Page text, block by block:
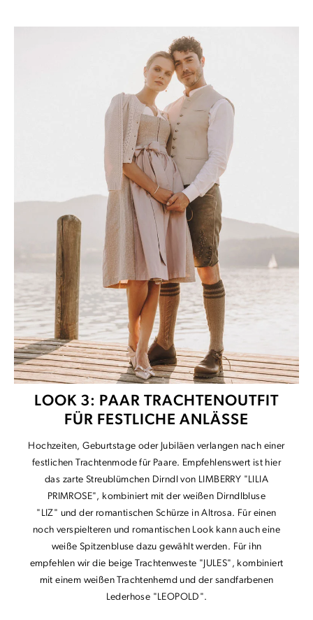
LOOK 3: PAAR TRACHTENOUTFIT
FÜR FESTLICHE ANLÄSSE
Hochzeiten, Geburtstage oder Jubiläen verlangen nach einer
festlichen Trachtenmode für Paare. Empfehlenswert ist hier
das zarte Streublümchen Dirndl von LIMBERRY "LILIA
PRIMROSE", kombiniert mit der weißen Dirndlbluse
"LIZ" und der romantischen Schürze in Altrosa. Für einen
noch verspielteren und romantischen Look kann auch eine
weiße Spitzenbluse dazu gewählt werden. Für ihn
empfehlen wir die beige Trachtenweste "JULES", kombiniert
mit einem weißen Trachtenhemd und der sandfarbenen
Lederhose "LEOPOLD".